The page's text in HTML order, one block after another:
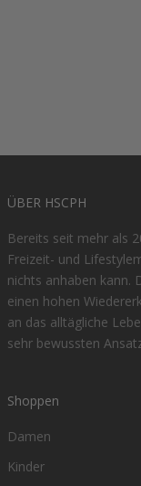
ÜBER HSCPH
Bereits seit mehr als
Freizeit- und
nichts anhaben kann.
einen hohen
an das alltägliche
sehr bewussten
Shoppen
Damen
Kinder